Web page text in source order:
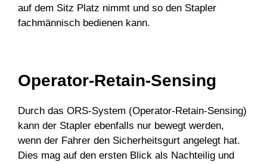
auf dem Sitz Platz nimmt und so den Stapler
fachmännisch bedienen kann.
Operator-Retain-Sensing
Durch das ORS-System (Operator-Retain-Sensing)
kann der Stapler ebenfalls nur bewegt werden,
wenn der Fahrer den Sicherheitsgurt angelegt hat.
Dies mag auf den ersten Blick als Nachteilig und